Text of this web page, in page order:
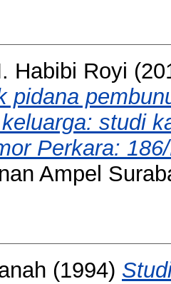
Habibi Royi
pidana
studi
Perkara:
Ampel
(1994)